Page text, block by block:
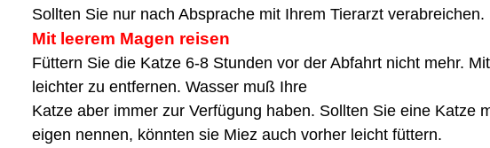
Sollten Sie nur nach Absprache mit Ihrem Tierarzt verabreichen.
Mit leerem Magen reisen
Füttern Sie die Katze 6-8 Stunden vor der Abfahrt nicht mehr.
leichter zu entfernen. Wasser muß Ihre
Katze aber immer zur Verfügung haben. Sollten Sie eine Katze
eigen nennen, könnten sie Miez auch vorher leicht füttern.